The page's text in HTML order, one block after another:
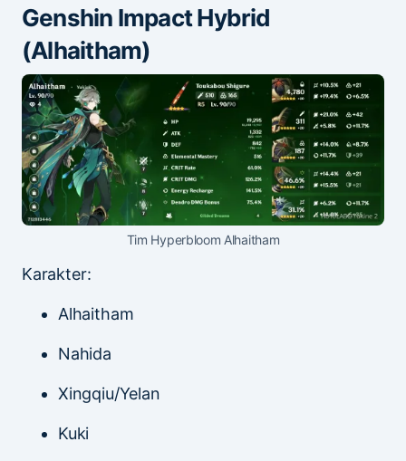
Genshin Impact Hybrid
(Alhaitham)
Tim Hyperbloom Alhaitham
Karakter:
Alhaitham
Nahida
Xingqiu/Yelan
Kuki